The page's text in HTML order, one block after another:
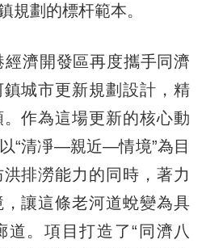
規劃的標杆範本。
濟開發區再度攜手同濟
城市更新規劃設計，精
作為這場更新的核心動
“清凈—親近—情境”為目
排澇能力的同時，著力
讓這條老河道蛻變為具
。項目打造了“同濟八